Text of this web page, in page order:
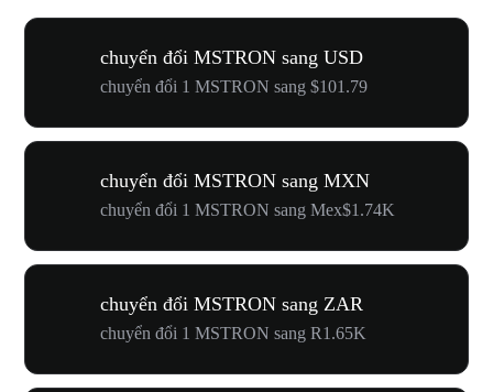
chuyển đổi MSTRON sang USD
chuyển đổi 1 MSTRON sang $101.79
chuyển đổi MSTRON sang MXN
chuyển đổi 1 MSTRON sang Mex$1.74K
chuyển đổi MSTRON sang ZAR
chuyển đổi 1 MSTRON sang R1.65K